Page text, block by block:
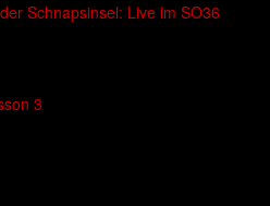
Schnapsinsel: Live im SO36
3